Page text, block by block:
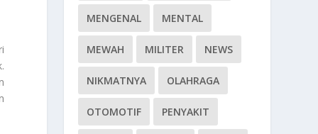
MENGENAL MENTAL
MEWAH MILITER NEWS
NIKMATNYA OLAHRAGA
OTOMOTIF PENYAKIT